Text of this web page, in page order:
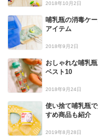
2018年10月2日
哺乳瓶の消毒ケ
アイテム
2018年9月2日
おしゃれな哺乳
ベスト10
2018年9月24日
使い捨て哺乳瓶
すめ商品も紹介
2019年8月28日